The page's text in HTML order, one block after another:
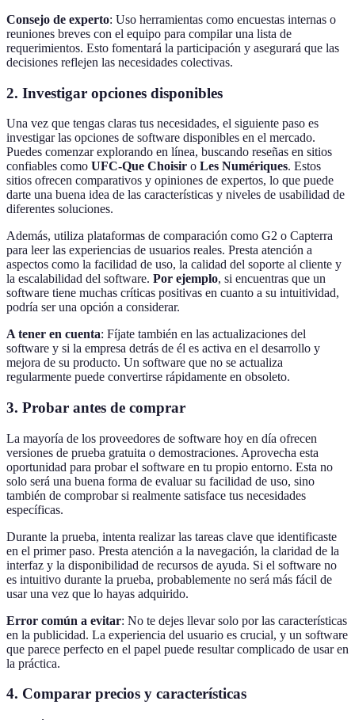
Consejo de experto: Uso herramientas como encuestas internas o
reuniones breves con el equipo para compilar una lista de
requerimientos. Esto fomentará la participación y asegurará que las
decisiones reflejen las necesidades colectivas.
2. Investigar opciones disponibles
Una vez que tengas claras tus necesidades, el siguiente paso es
investigar las opciones de software disponibles en el mercado.
Puedes comenzar explorando en línea, buscando reseñas en sitios
confiables como UFC-Que Choisir o Les Numériques. Estos
sitios ofrecen comparativos y opiniones de expertos, lo que puede
darte una buena idea de las características y niveles de usabilidad de
diferentes soluciones.
Además, utiliza plataformas de comparación como G2 o Capterra
para leer las experiencias de usuarios reales. Presta atención a
aspectos como la facilidad de uso, la calidad del soporte al cliente y
la escalabilidad del software. Por ejemplo, si encuentras que un
software tiene muchas críticas positivas en cuanto a su intuitividad,
podría ser una opción a considerar.
A tener en cuenta: Fíjate también en las actualizaciones del
software y si la empresa detrás de él es activa en el desarrollo y
mejora de su producto. Un software que no se actualiza
regularmente puede convertirse rápidamente en obsoleto.
3. Probar antes de comprar
La mayoría de los proveedores de software hoy en día ofrecen
versiones de prueba gratuita o demostraciones. Aprovecha esta
oportunidad para probar el software en tu propio entorno. Esta no
solo será una buena forma de evaluar su facilidad de uso, sino
también de comprobar si realmente satisface tus necesidades
específicas.
Durante la prueba, intenta realizar las tareas clave que identificaste
en el primer paso. Presta atención a la navegación, la claridad de la
interfaz y la disponibilidad de recursos de ayuda. Si el software no
es intuitivo durante la prueba, probablemente no será más fácil de
usar una vez que lo hayas adquirido.
Error común a evitar: No te dejes llevar solo por las características
en la publicidad. La experiencia del usuario es crucial, y un software
que parece perfecto en el papel puede resultar complicado de usar en
la práctica.
4. Comparar precios y características